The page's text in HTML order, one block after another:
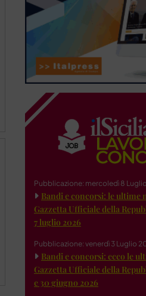
Pubblicazione: mercoledì 8
Bandi e concorsi: le ultime
Gazzetta Ufficiale della
7 luglio 2026
Pubblicazione: venerdì 3 Luglio
Bandi e concorsi: ecco le
Gazzetta Ufficiale della
e 30 giugno 2026